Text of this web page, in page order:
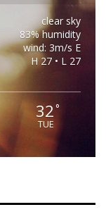
clear sky
83% humidity
wind: 3m/s E
H 27 • L 27
32°
TUE